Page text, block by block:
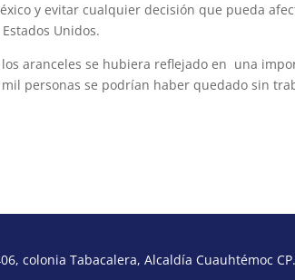
y evitar cualquier decisión que pueda
Unidos.
aranceles se hubiera reflejado en una
personas se podrían haber quedado sin
colonia Tabacalera, Alcaldía Cuauhtémoc